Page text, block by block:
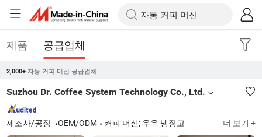
제품 공급업체
2,000+ 자동 커피 머신 공급업체
Suzhou Dr. Coffee System Technology Co., Ltd.
제조사/공장 OEM/ODM 커피 머신; 우유 냉장고 더 보기 +